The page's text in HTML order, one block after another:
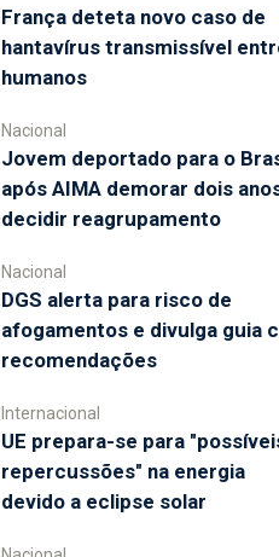
França deteta novo caso de
hantavírus transmissível
humanos
Nacional
Jovem deportado para o
após AIMA demorar dois
decidir reagrupamento
Nacional
DGS alerta para risco de
afogamentos e divulga guia
recomendações
Internacional
UE prepara-se para
repercussões" na energia
devido a eclipse solar